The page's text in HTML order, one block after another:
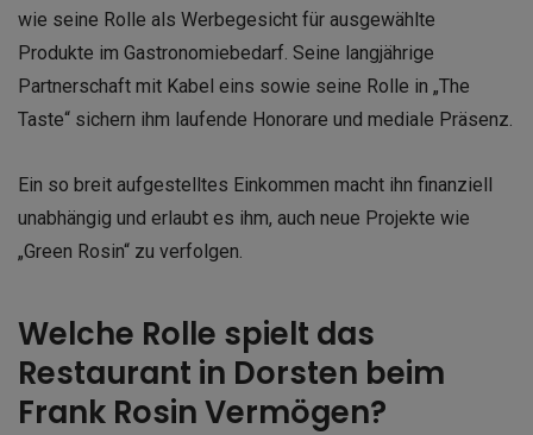
wie seine Rolle als Werbegesicht für ausgewählte
Produkte im Gastronomiebedarf. Seine langjährige
Partnerschaft mit Kabel eins sowie seine Rolle in „The
Taste“ sichern ihm laufende Honorare und mediale Präsenz.
Ein so breit aufgestelltes Einkommen macht ihn finanziell
unabhängig und erlaubt es ihm, auch neue Projekte wie
„Green Rosin“ zu verfolgen.
Welche Rolle spielt das
Restaurant in Dorsten beim
Frank Rosin Vermögen?